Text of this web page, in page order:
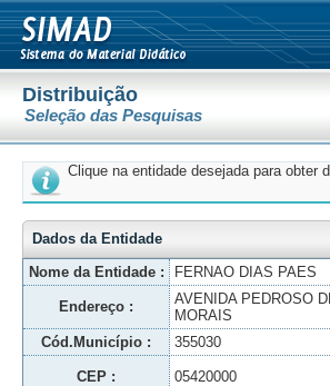
Distribuição
Seleção das Pesquisas
Clique na entidade desejada para obter
Dados da Entidade
Nome da Entidade :
FERNAO DIAS PAES
Endereço :
AVENIDA PEDROSO
MORAIS
Cód.Município : 355030
CEP : 05420000